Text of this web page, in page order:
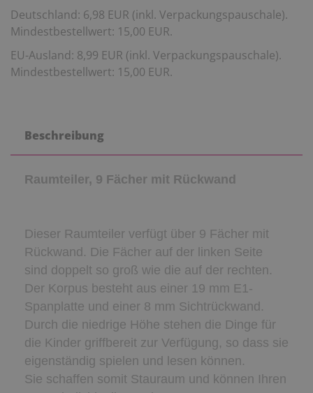
Deutschland: 6,98 EUR (inkl. Verpackungspauschale).
Mindestbestellwert: 15,00 EUR.
EU-Ausland: 8,99 EUR (inkl. Verpackungspauschale).
Mindestbestellwert: 15,00 EUR.
Beschreibung
Raumteiler, 9 Fächer mit Rückwand
Dieser Raumteiler verfügt über 9 Fächer mit
Rückwand. Die Fächer auf der linken Seite
sind doppelt so groß wie die auf der rechten.
Der Korpus besteht aus einer 19 mm E1-
Spanplatte und einer 8 mm Sichtrückwand.
Durch die niedrige Höhe stehen die Dinge für
die Kinder griffbereit zur Verfügung, so dass sie
eigenständig spielen und lesen können.
Sie schaffen somit Stauraum und können Ihren